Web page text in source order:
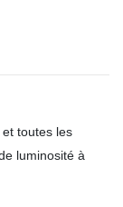
toutes les
luminosité à